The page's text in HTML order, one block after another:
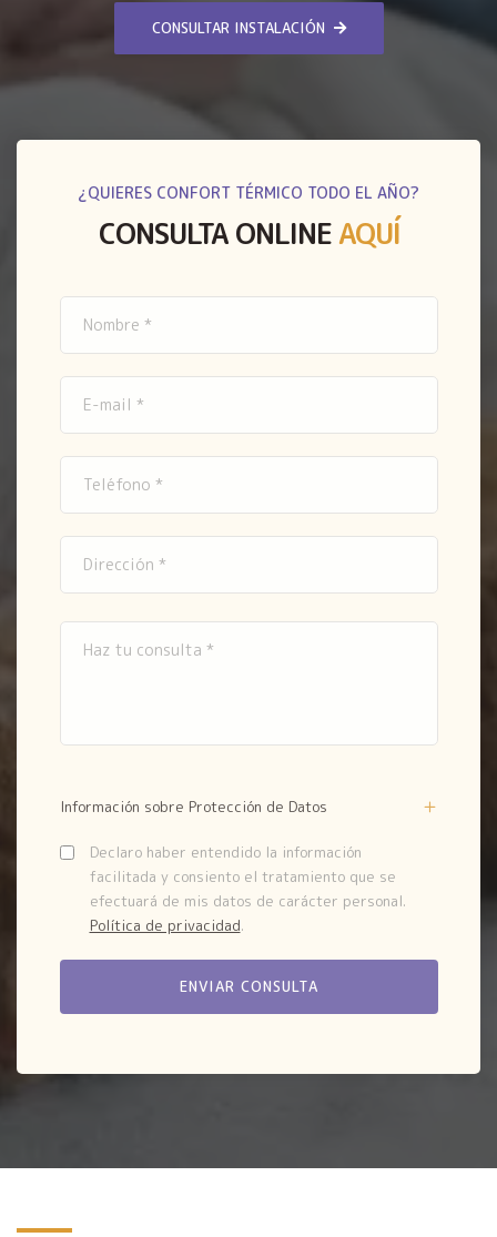
CONSULTAR INSTALACIÓN
¿QUIERES CONFORT TÉRMICO TODO EL AÑO?
CONSULTA ONLINEAQUÍ
Información sobre Protección de Datos
Declaro haber entendido la información
facilitada y consiento el tratamiento que se
efectuará de mis datos de carácter personal.
Política de privacidad.